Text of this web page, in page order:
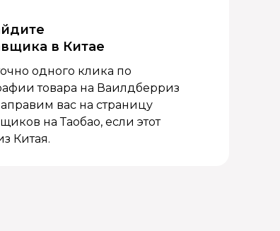
в Китае
одного клика по
товара на Ваилдберриз
вас на страницу
на Таобао, если этот
Китая.